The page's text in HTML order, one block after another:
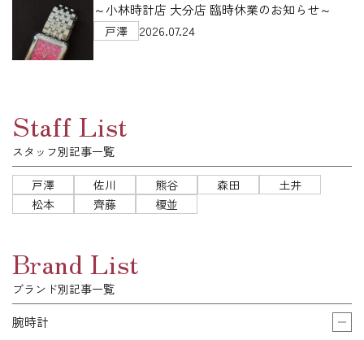
～小林時計店 大分店 臨時休業のお知らせ～
戸澤 2026.07.24
Staff List
スタッフ別記事一覧
戸澤 佐川 熊谷 森田
土井
松本
齊藤 榎並
Brand List
ブランド別記事一覧
腕時計